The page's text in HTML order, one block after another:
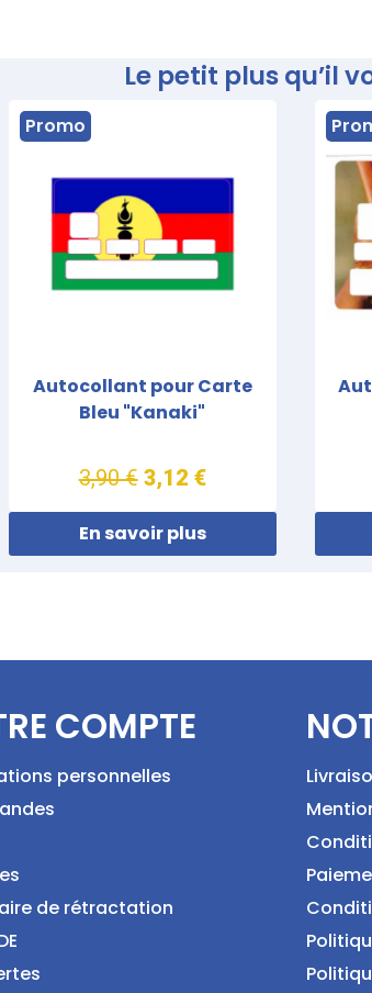
Le petit plus qu’il
Promo
Autocollant pour Carte
Bleu "Kanaki"
3,90 € 3,12 €
En savoir plus
COMPTE
personnelles
de rétractation